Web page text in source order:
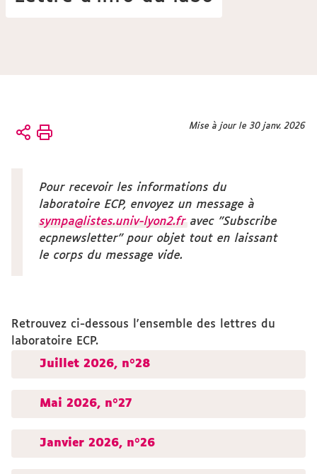
Vous
Accueil Mise à jour le 30 janv. 2026
Pour recevoir les informations du
laboratoire ECP, envoyez un message à
sympa@listes.univ-lyon2.fr avec "Subscribe
ecpnewsletter"pour objet tout en laissant
le corps du message vide.
Retrouvez ci-dessous l'ensemble des lettres du
laboratoire ECP.
Juillet 2026, n°28
Mai 2026, n°27
Janvier 2026, n°26